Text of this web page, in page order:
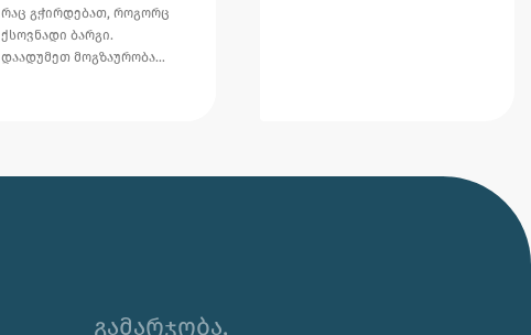
რაც გჭირდებათ, როგორც
ქსოვნადი ბარგი.
დაადუმეთ მოგზაურობა…
გამარჯობა,იცოდეთ აქ ვარ 😊